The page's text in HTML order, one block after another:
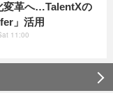
変革へ…TalentXの
」活用
11:00